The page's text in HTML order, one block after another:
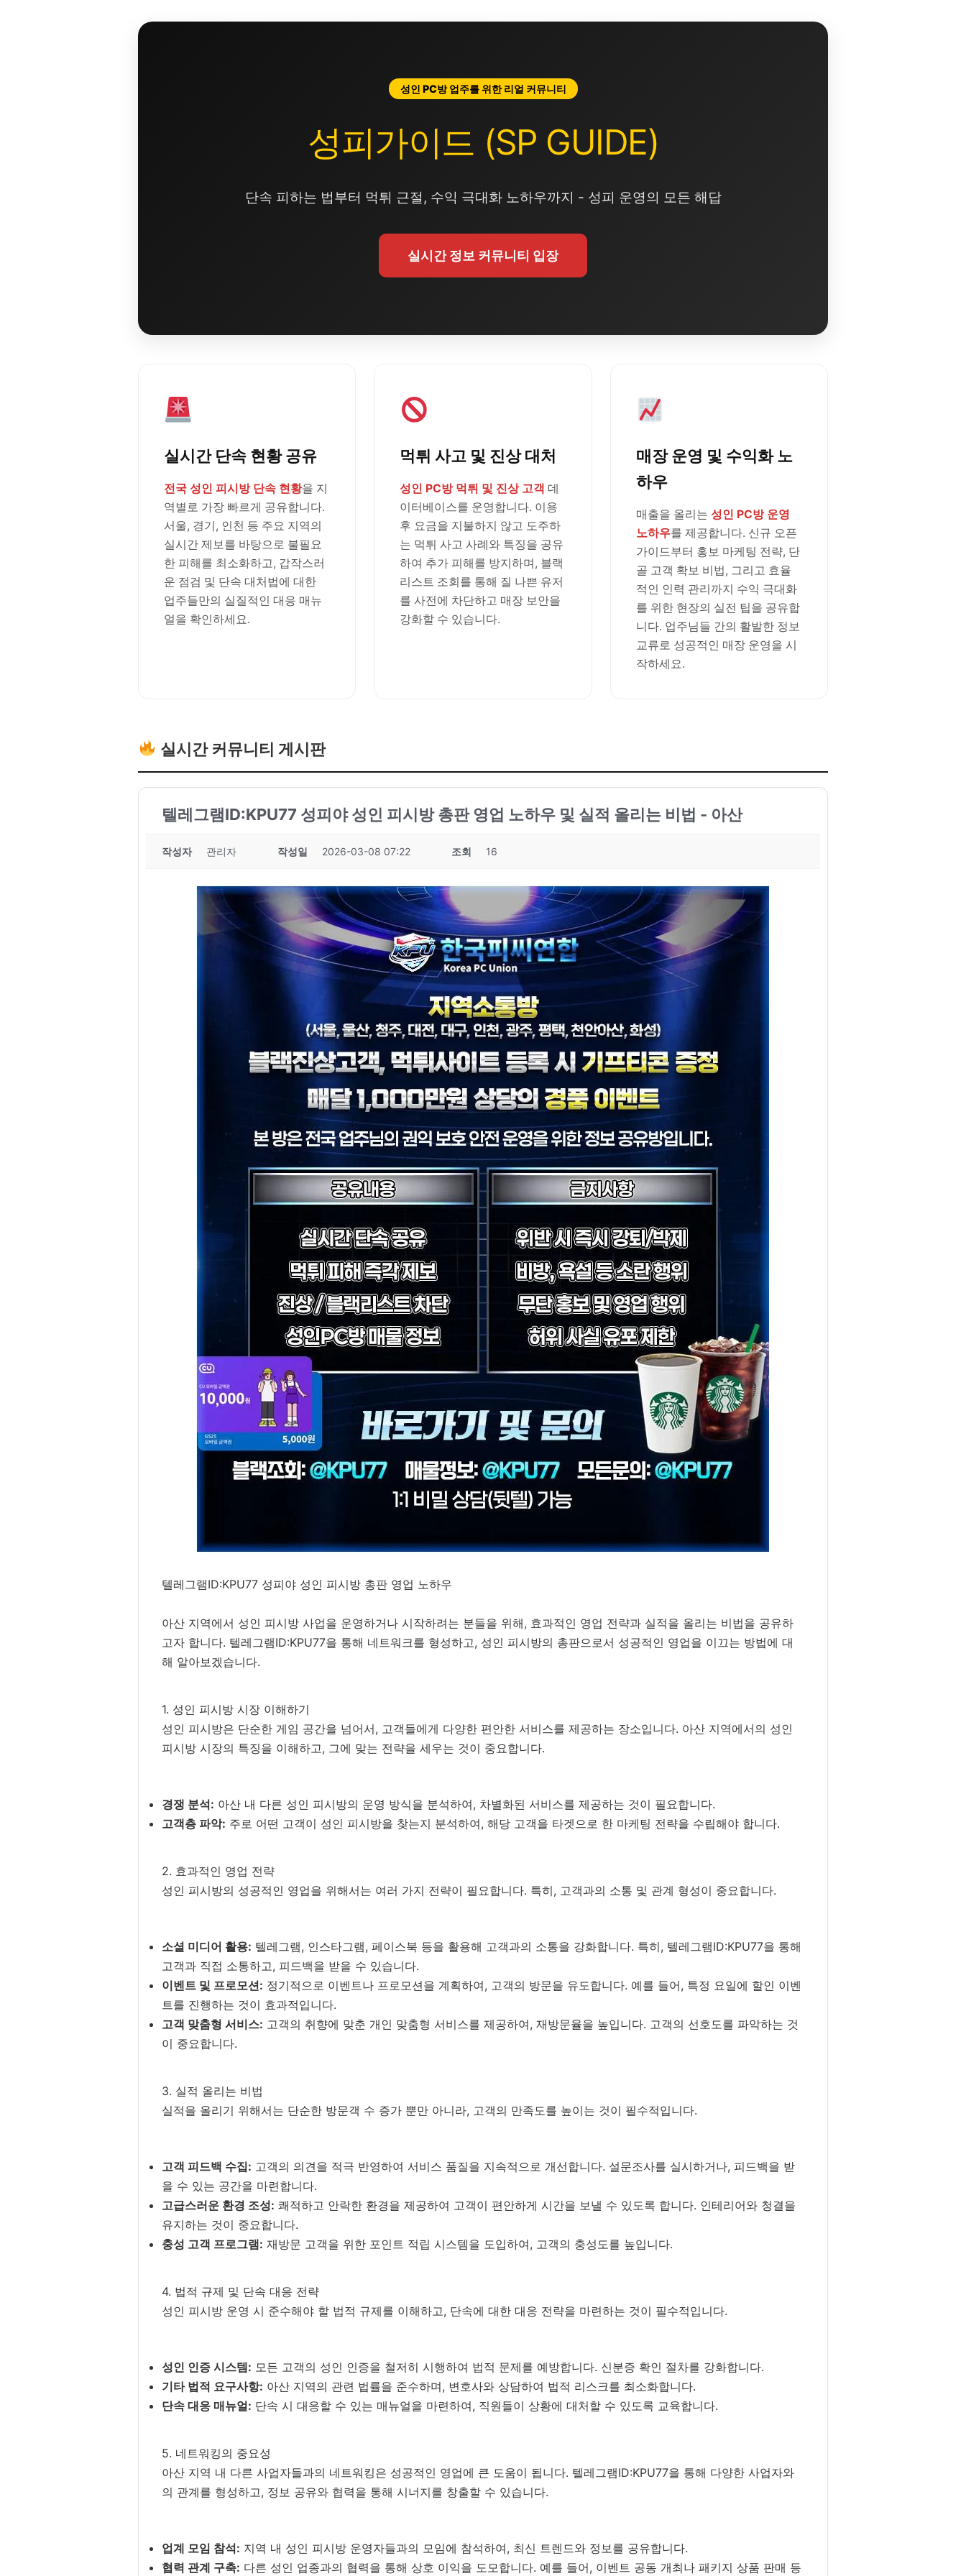
성인 PC방 업주를 위한 리얼 커뮤니티
성피가이드 (SP GUIDE)
단속 피하는 법부터 먹튀 근절, 수익 극대화 노하우까지 - 성피 운영의 모든 해답
실시간 정보 커뮤니티 입장
실시간 단속 현황 공유
전국 성인 피시방 단속 현황을 지
역별로 가장 빠르게 공유합니다.
서울, 경기, 인천 등 주요 지역의
실시간 제보를 바탕으로 불필요
한 피해를 최소화하고, 갑작스러
운 점검 및 단속 대처법에 대한
업주들만의 실질적인 대응 매뉴
얼을 확인하세요.
먹튀 사고 및 진상 대처
성인 PC방 먹튀 및 진상 고객 데
이터베이스를 운영합니다. 이용
후 요금을 지불하지 않고 도주하
는 먹튀 사고 사례와 특징을 공유
하여 추가 피해를 방지하며, 블랙
리스트 조회를 통해 질 나쁜 유저
를 사전에 차단하고 매장 보안을
강화할 수 있습니다.
매장 운영 및 수익화 노
하우
매출을 올리는 성인 PC방 운영
노하우를 제공합니다. 신규 오픈
가이드부터 홍보 마케팅 전략, 단
골 고객 확보 비법, 그리고 효율
적인 인력 관리까지 수익 극대화
를 위한 현장의 실전 팁을 공유합
니다. 업주님들 간의 활발한 정보
교류로 성공적인 매장 운영을 시
작하세요.
실시간 커뮤니티 게시판
텔레그램ID:KPU77 성피야 성인 피시방 총판 영업 노하우 및 실적 올리는 비법 - 아산
작성자 관리자 작성일 2026-03-08 07:22 조회 16
텔레그램ID:KPU77 성피야 성인 피시방 총판 영업 노하우
아산 지역에서 성인 피시방 사업을 운영하거나 시작하려는 분들을 위해, 효과적인 영업 전략과 실적을 올리는 비법을 공유하
고자 합니다. 텔레그램ID:KPU77을 통해 네트워크를 형성하고, 성인 피시방의 총판으로서 성공적인 영업을 이끄는 방법에 대
해 알아보겠습니다.
1. 성인 피시방 시장 이해하기
성인 피시방은 단순한 게임 공간을 넘어서, 고객들에게 다양한 편안한 서비스를 제공하는 장소입니다. 아산 지역에서의 성인
피시방 시장의 특징을 이해하고, 그에 맞는 전략을 세우는 것이 중요합니다.
경쟁 분석: 아산 내 다른 성인 피시방의 운영 방식을 분석하여, 차별화된 서비스를 제공하는 것이 필요합니다.
고객층 파악: 주로 어떤 고객이 성인 피시방을 찾는지 분석하여, 해당 고객을 타겟으로 한 마케팅 전략을 수립해야 합니다.
2. 효과적인 영업 전략
성인 피시방의 성공적인 영업을 위해서는 여러 가지 전략이 필요합니다. 특히, 고객과의 소통 및 관계 형성이 중요합니다.
소셜 미디어 활용: 텔레그램, 인스타그램, 페이스북 등을 활용해 고객과의 소통을 강화합니다. 특히, 텔레그램ID:KPU77을 통해
고객과 직접 소통하고, 피드백을 받을 수 있습니다.
이벤트 및 프로모션: 정기적으로 이벤트나 프로모션을 계획하여, 고객의 방문을 유도합니다. 예를 들어, 특정 요일에 할인 이벤
트를 진행하는 것이 효과적입니다.
고객 맞춤형 서비스: 고객의 취향에 맞춘 개인 맞춤형 서비스를 제공하여, 재방문율을 높입니다. 고객의 선호도를 파악하는 것
이 중요합니다.
3. 실적 올리는 비법
실적을 올리기 위해서는 단순한 방문객 수 증가 뿐만 아니라, 고객의 만족도를 높이는 것이 필수적입니다.
고객 피드백 수집: 고객의 의견을 적극 반영하여 서비스 품질을 지속적으로 개선합니다. 설문조사를 실시하거나, 피드백을 받
을 수 있는 공간을 마련합니다.
고급스러운 환경 조성: 쾌적하고 안락한 환경을 제공하여 고객이 편안하게 시간을 보낼 수 있도록 합니다. 인테리어와 청결을
유지하는 것이 중요합니다.
충성 고객 프로그램: 재방문 고객을 위한 포인트 적립 시스템을 도입하여, 고객의 충성도를 높입니다.
4. 법적 규제 및 단속 대응 전략
성인 피시방 운영 시 준수해야 할 법적 규제를 이해하고, 단속에 대한 대응 전략을 마련하는 것이 필수적입니다.
성인 인증 시스템: 모든 고객의 성인 인증을 철저히 시행하여 법적 문제를 예방합니다. 신분증 확인 절차를 강화합니다.
기타 법적 요구사항: 아산 지역의 관련 법률을 준수하며, 변호사와 상담하여 법적 리스크를 최소화합니다.
단속 대응 매뉴얼: 단속 시 대응할 수 있는 매뉴얼을 마련하여, 직원들이 상황에 대처할 수 있도록 교육합니다.
5. 네트워킹의 중요성
아산 지역 내 다른 사업자들과의 네트워킹은 성공적인 영업에 큰 도움이 됩니다. 텔레그램ID:KPU77을 통해 다양한 사업자와
의 관계를 형성하고, 정보 공유와 협력을 통해 시너지를 창출할 수 있습니다.
업계 모임 참석: 지역 내 성인 피시방 운영자들과의 모임에 참석하여, 최신 트렌드와 정보를 공유합니다.
협력 관계 구축: 다른 성인 업종과의 협력을 통해 상호 이익을 도모합니다. 예를 들어, 이벤트 공동 개최나 패키지 상품 판매 등